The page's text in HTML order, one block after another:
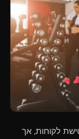
לקוחות, אך